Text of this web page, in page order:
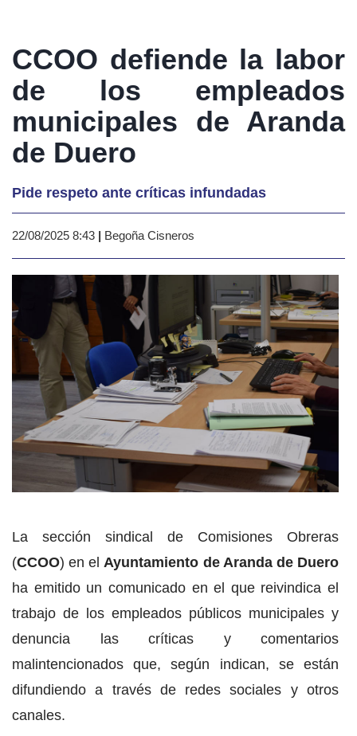
CCOO defiende la labor
de los empleados
municipales de Aranda
de Duero
Pide respeto ante críticas infundadas
22/08/2025 8:43 | Begoña Cisneros
La sección sindical de Comisiones Obreras
(CCOO) en elAyuntamiento de Aranda de Duero
ha emitido un comunicado en el que reivindica el
trabajo de los empleados públicos municipales y
denuncia las críticas y comentarios
malintencionados que, según indican, se están
difundiendo a través de redes sociales y otros
canales.